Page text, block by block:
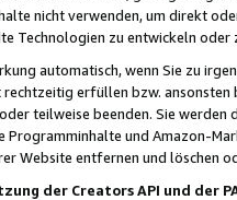
nicht verwenden, um direkt
Technologien zu entwickeln
automatisch, wenn Sie zu
erfüllen bzw. ansonsten
teilweise beenden. Sie werden
Programminhalte und Amazon-
Website entfernen und löschen
der Creators API und der